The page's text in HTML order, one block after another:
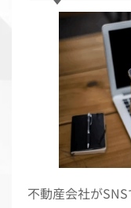
不動産会社が